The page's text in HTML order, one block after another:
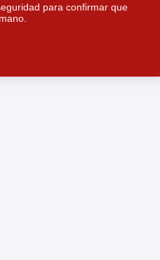
para confirmar que